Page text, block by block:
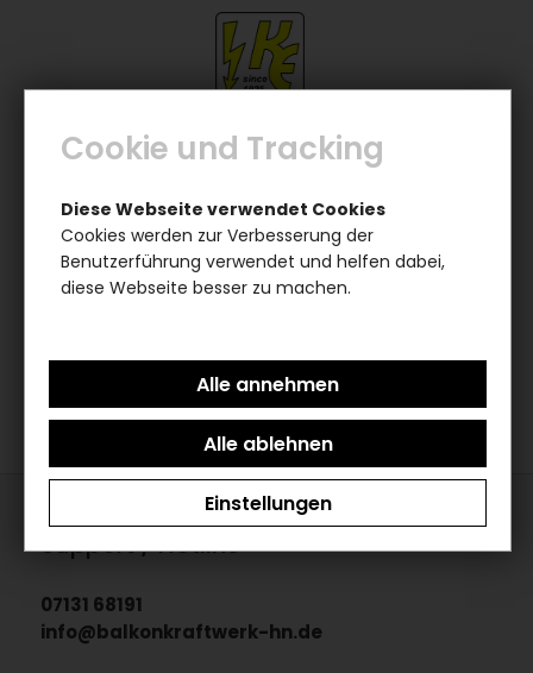
Balkonkraftwerk Set 4x 455W mit Speicher,
Controller und Microinverter B-Ware /
Vorführgerät
nicht mehr vorhanden
Support / Hotline
07131 68191
info@balkonkraftwerk-hn.de
Cookie und Tracking
Diese Webseite verwendet Cookies
Cookies werden zur Verbesserung der
Benutzerführung verwendet und helfen dabei,
diese Webseite besser zu machen.
Einstellungen